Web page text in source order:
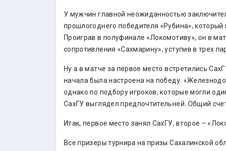
У мужчин главной неожиданностью
прошлогоднего победителя «Рубина», который
Проиграв в полуфинале «Локомотиву», он в
сопротивления «Сахмарину», уступив в трех
Ну а в матче за первое место встретились
начала была настроена на победу.
однако по подбору игроков, которые могли
СахГУ выглядел предпочтительней. Общий
Итак, первое место занял СахГУ, второе –
Все призеры турнира на призы Сахалинской